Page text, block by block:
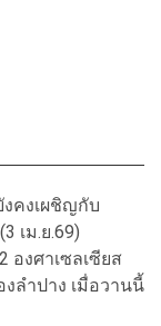
งคงเผชิญกับ
เม.ย.69)
งศาเซลเซียส
ลำปาง เมื่อวานนี้